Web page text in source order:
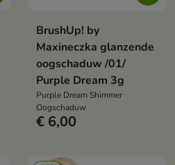
BrushUp! by
Maxineczka glanzende
oogschaduw /01/
Purple Dream 3g
Purple Dream Shimmer
Oogschaduw
€ 6,00